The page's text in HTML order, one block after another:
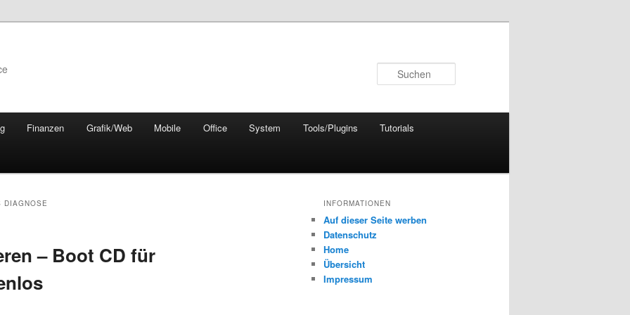
Finanzen Grafik/Web Mobile Office System Tools/Plugins Tutorials
DIAGNOSE
– Boot CD für
INFORMATIONEN
Auf dieser Seite werben
Datenschutz
Home
Übersicht
Impressum